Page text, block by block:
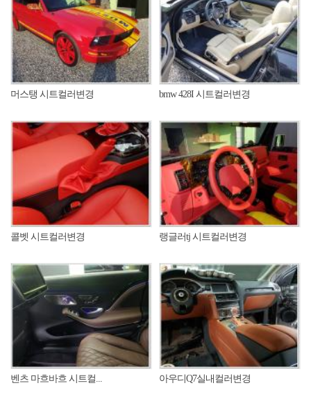
머스탱 시트컬러변경 bmw 428I 시트컬러변경
콜벳 시트컬러변경 랭글러tj 시트컬러변경
벤츠 마흐바흐 시트컬... 아우디Q7실내컬러변경